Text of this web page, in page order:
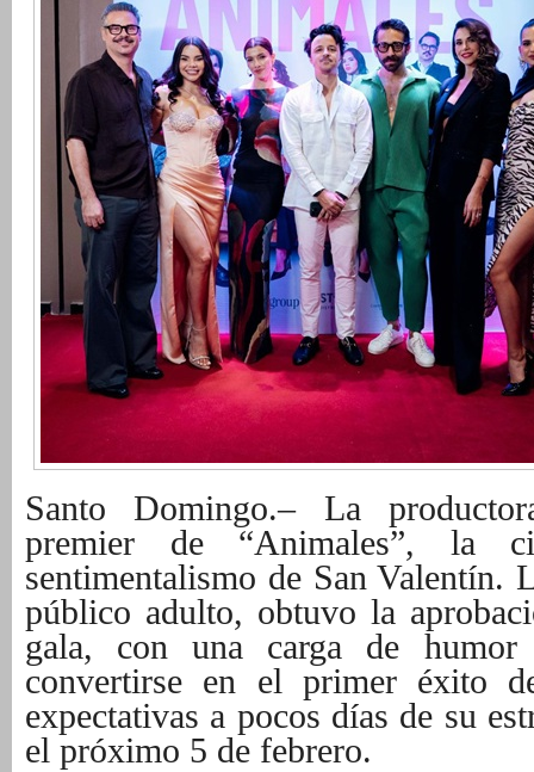
Santo Domingo.– La
premier de “Animales”, la
sentimentalismo de San Valentín.
público adulto, obtuvo la
gala, con una carga de
convertirse en el primer éxito
expectativas a pocos días de su
el próximo 5 de febrero.